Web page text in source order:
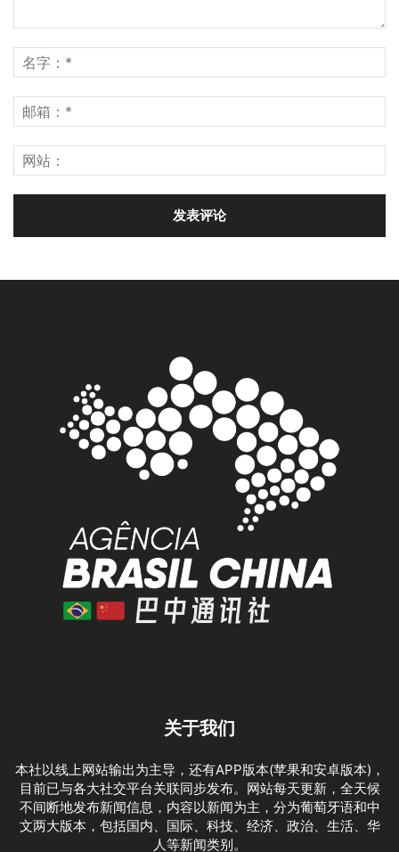
关于我们
本社以线上网站输出为主导，还有APP版本(苹果和安卓版本)，
目前已与各大社交平台关联同步发布。网站每天更新，全天候
不间断地发布新闻信息，内容以新闻为主，分为葡萄牙语和中
文两大版本，包括国内、国际、科技、经济、政治、生活、华
人等新闻类别。